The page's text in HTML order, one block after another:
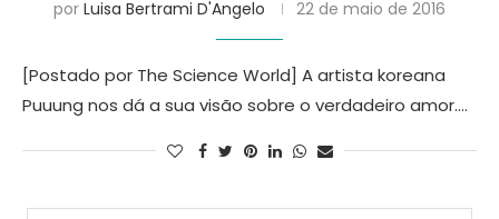
por Luisa Bertrami D'Angelo 22 de maio de 2016
[Postado por The Science World] A artista koreana
Puuung nos dá a sua visão sobre o verdadeiro amor.…